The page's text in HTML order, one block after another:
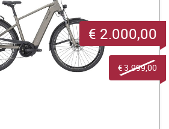
€ 2.000,00
€ 3.999,00